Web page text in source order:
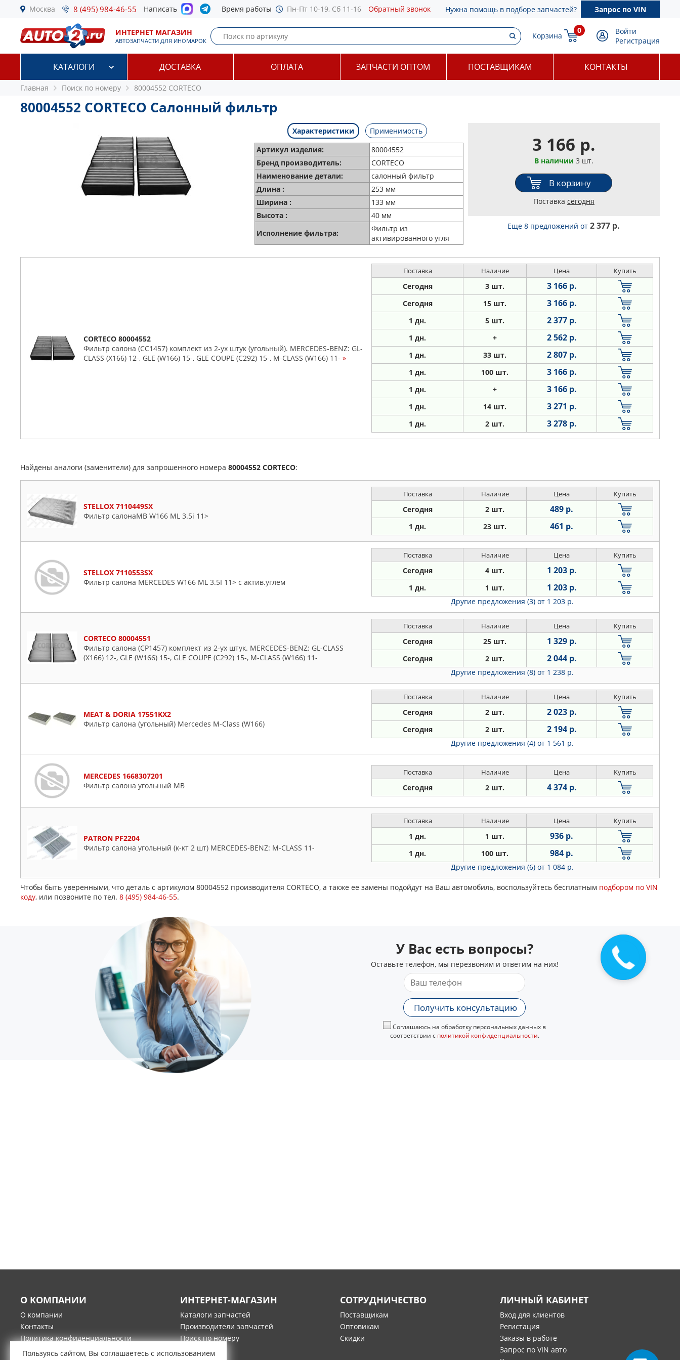
Москва 8 (495) 984-46-55 Написать Время работы Пн-Пт 10-19, Сб 11-16 Обратный звонок Нужна помощь в подборе запчастей? Запрос по VIN
ИНТЕРНЕТ МАГАЗИН
АВТОЗАПЧАСТИ ДЛЯ ИНОМАРОК
Корзина
0
Войти
Регистрация
КАТАЛОГИ ДОСТАВКА ОПЛАТА ЗАПЧАСТИ ОПТОМ ПОСТАВЩИКАМ КОНТАКТЫ
Главная Поиск по номеру 80004552 CORTECO
80004552 CORTECO Салонный фильтр
Характеристики
Применимость
Артикул изделия:
80004552
Бренд производитель:
CORTECO
Наименование детали:
салонный фильтр
Длина :
253 мм
Ширина :
133 мм
Высота :
40 мм
Исполнение фильтра:
Фильтр из
активированного угля
3 166 р.
В наличии 3 шт.
В корзину
Поставка сегодня
Еще 8 предложенийот2 377 р.
CORTECO 80004552
Фильтр салона (CC1457) комплект из 2-ух штук (угольный). MERCEDES-BENZ: GL-
CLASS (X166) 12-, GLE (W166) 15-, GLE COUPE (C292) 15-, M-CLASS (W166) 11- »
Поставка Наличие Цена Купить
Сегодня 3 шт. 3 166 р.
Сегодня 15 шт. 3 166 р.
1 дн. 5 шт. 2 377 р.
1 дн. + 2 562 р.
1 дн. 33 шт. 2 807 р.
1 дн. 100 шт. 3 166 р.
1 дн. + 3 166 р.
1 дн. 14 шт. 3 271 р.
1 дн. 2 шт. 3 278 р.
Найдены аналоги (заменители) для запрошенного номера 80004552 CORTECO:
STELLOX 7110449SX
Фильтр салонаMB W166 ML 3.5i 11>
Поставка Наличие Цена Купить
Сегодня 2 шт. 489 р.
1 дн. 23 шт. 461 р.
STELLOX 7110553SX
Фильтр салона MERCEDES W166 ML 3.5I 11> с актив.углем
Поставка Наличие Цена Купить
Сегодня 4 шт. 1 203 р.
1 дн. 1 шт. 1 203 р.
Другие предложения (3) от 1 203 р.
CORTECO 80004551
Фильтр салона (CP1457) комплект из 2-ух штук. MERCEDES-BENZ: GL-CLASS
(X166) 12-, GLE (W166) 15-, GLE COUPE (C292) 15-, M-CLASS (W166) 11-
Поставка Наличие Цена Купить
Сегодня 25 шт. 1 329 р.
Сегодня 2 шт. 2 044 р.
Другие предложения (8) от 1 238 р.
MEAT & DORIA 17551KX2
Фильтр салона (угольный) Mercedes M-Class (W166)
Поставка Наличие Цена Купить
Сегодня 2 шт. 2 023 р.
Сегодня 2 шт. 2 194 р.
Другие предложения (4) от 1 561 р.
MERCEDES 1668307201
Фильтр салона угольный MB
Поставка Наличие Цена Купить
Сегодня 2 шт. 4 374 р.
PATRON PF2204
Фильтр салона угольный (к-кт 2 шт) MERCEDES-BENZ: M-CLASS 11-
Поставка Наличие Цена Купить
1 дн. 1 шт. 936 р.
1 дн. 100 шт. 984 р.
Другие предложения (6) от 1 084 р.
Чтобы быть уверенными, что деталь с артикулом 80004552 производителя CORTECO, а также ее замены подойдут на Ваш автомобиль, воспользуйтесь бесплатным подбором по VIN
коду, или позвоните по тел. 8 (495) 984-46-55.
У Вас есть вопросы?
Оставьте телефон, мы перезвоним и ответим на них!
Получить консультацию
Соглашаюсь на обработку персональных данных в
соответствии с политикой конфиденциальности.
О КОМПАНИИ
О компании
Контакты
Политика конфиденциальности
Гарантия и возврат товара
ИНТЕРНЕТ-МАГАЗИН
Каталоги запчастей
Производители запчастей
Поиск по номеру
Оплата
СОТРУДНИЧЕСТВО
Поставщикам
Оптовикам
Скидки
ЛИЧНЫЙ КАБИНЕТ
Вход для клиентов
Регистация
Заказы в работе
Запрос по VIN авто
Пользуясь сайтом, Вы соглашаетесь с использованием